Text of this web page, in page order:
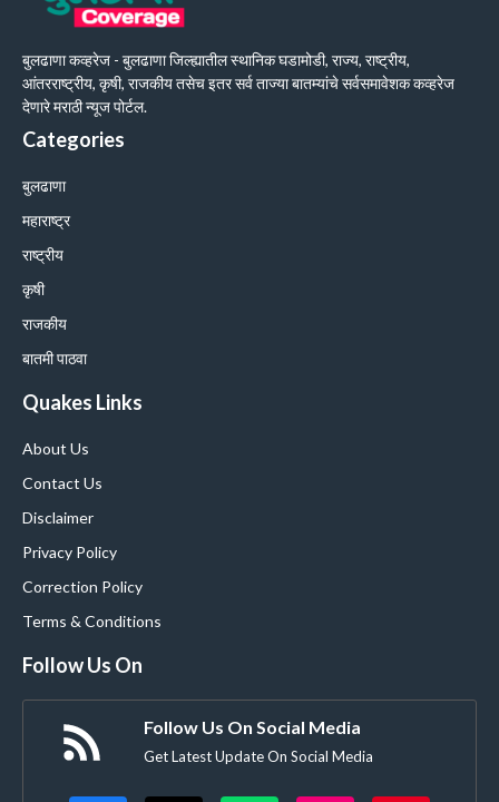
बुलढाणा कव्हरेज - बुलढाणा जिल्ह्यातील स्थानिक घडामोडी, राज्य, राष्ट्रीय,
आंतरराष्ट्रीय, कृषी, राजकीय तसेच इतर सर्व ताज्या बातम्यांचे सर्वसमावेशक कव्हरेज
देणारे मराठी न्यूज पोर्टल.
Categories
बुलढाणा
महाराष्ट्र
राष्ट्रीय
कृषी
राजकीय
बातमी पाठवा
Quakes Links
About Us
Contact Us
Disclaimer
Privacy Policy
Correction Policy
Terms & Conditions
Follow Us On
Follow Us On Social Media
Get Latest Update On Social Media